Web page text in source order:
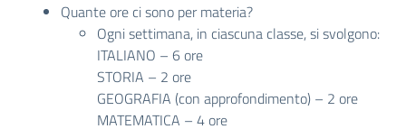
Quante ore ci sono per materia?
Ogni settimana, in ciascuna classe, si svolgono:
ITALIANO – 6 ore
STORIA – 2 ore
GEOGRAFIA (con approfondimento) – 2 ore
MATEMATICA – 4 ore